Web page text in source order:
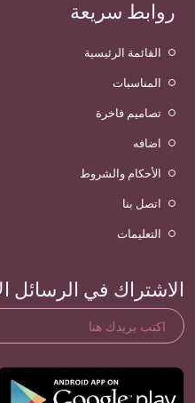
روابط سريعة
القائمة الرئيسية
المناسبات
تصاميم فاخرة
اضافه
الأحكام والشروط
اتصل بنا
التعليمات
الاشتراك في الرسائل